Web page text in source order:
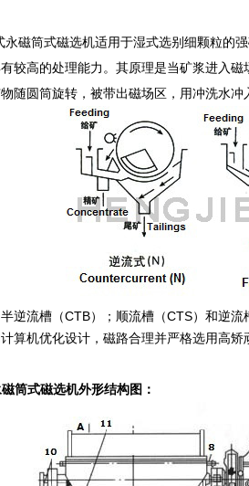
永磁筒式磁选机适用于湿式选别细颗粒的
较高的处理能力。其原理是当矿浆进入
随圆筒旋转，被带出磁场区，用冲洗水冲
流槽（CTB）；顺流槽（CTS）和逆流
机优化设计，磁路合理并严格选用高矫
筒式磁选机外形结构图：